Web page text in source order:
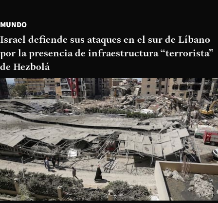
MUNDO
Israel defiende sus ataques en el sur de Líbano
por la presencia de infraestructura “terrorista”
de Hezbolá